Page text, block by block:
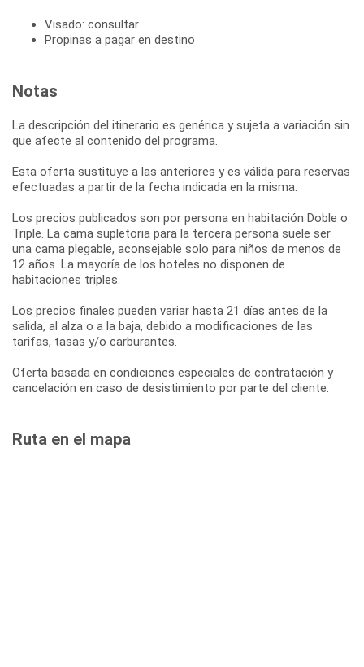
Visado: consultar
Propinas a pagar en destino
Notas
La descripción del itinerario es genérica y sujeta a variación sin
que afecte al contenido del programa.
Esta oferta sustituye a las anteriores y es válida para reservas
efectuadas a partir de la fecha indicada en la misma.
Los precios publicados son por persona en habitación Doble o
Triple. La cama supletoria para la tercera persona suele ser
una cama plegable, aconsejable solo para niños de menos de
12 años. La mayoría de los hoteles no disponen de
habitaciones triples.
Los precios finales pueden variar hasta 21 días antes de la
salida, al alza o a la baja, debido a modificaciones de las
tarifas, tasas y/o carburantes.
Oferta basada en condiciones especiales de contratación y
cancelación en caso de desistimiento por parte del cliente.
Ruta en el mapa